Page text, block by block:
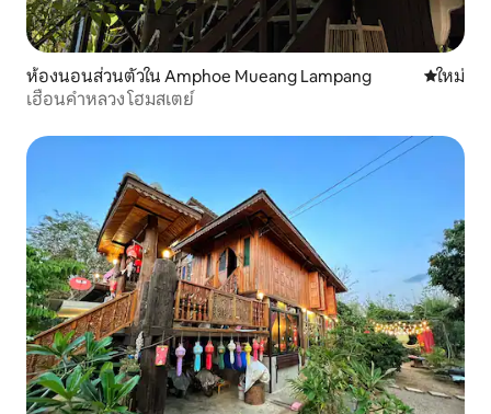
ห้องนอนส่วนตัวใน Amphoe Mueang Lampang ที่พักใหม่
ใหม่
เฮือนคำหลวง โฮมสเตย์